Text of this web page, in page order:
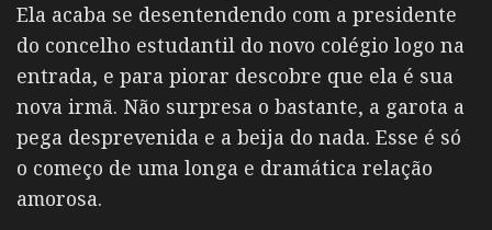
Ela acaba se desentendendo com a presidente
do concelho estudantil do novo colégio logo na
entrada, e para piorar descobre que ela é sua
nova irmã. Não surpresa o bastante, a garota a
pega desprevenida e a beija do nada. Esse é só
o começo de uma longa e dramática relação
amorosa.